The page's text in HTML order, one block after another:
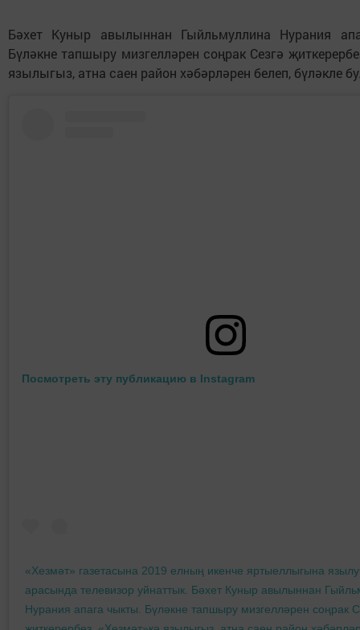
Бәхет Куныр авылыннан Гыйльмуллина Нурания
Бүләкне тапшыру мизгелләрен соңрак Сезгә
язылыгыз, атна саен район хәбәрләрен белеп, бүләкле
Посмотреть эту публикацию в Instagram
«Хезмәт» газетасына 2019 елның икенче яртыеллыгына
арасында телевизор уйнаттык. Бәхет Куныр авылыннан
Нурания апага чыкты. Бүләкне тапшыру мизгелләрен соңрак